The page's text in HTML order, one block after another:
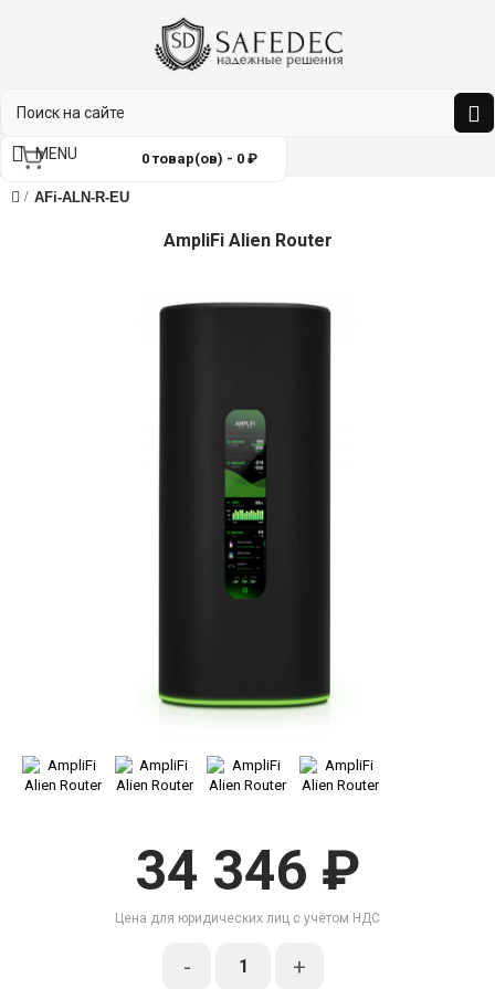
0 товар(ов) - 0 ₽
MENU
AFi-ALN-R-EU
AmpliFi Alien Router
34 346 ₽
Цена для юридических лиц с учётом НДС
- +